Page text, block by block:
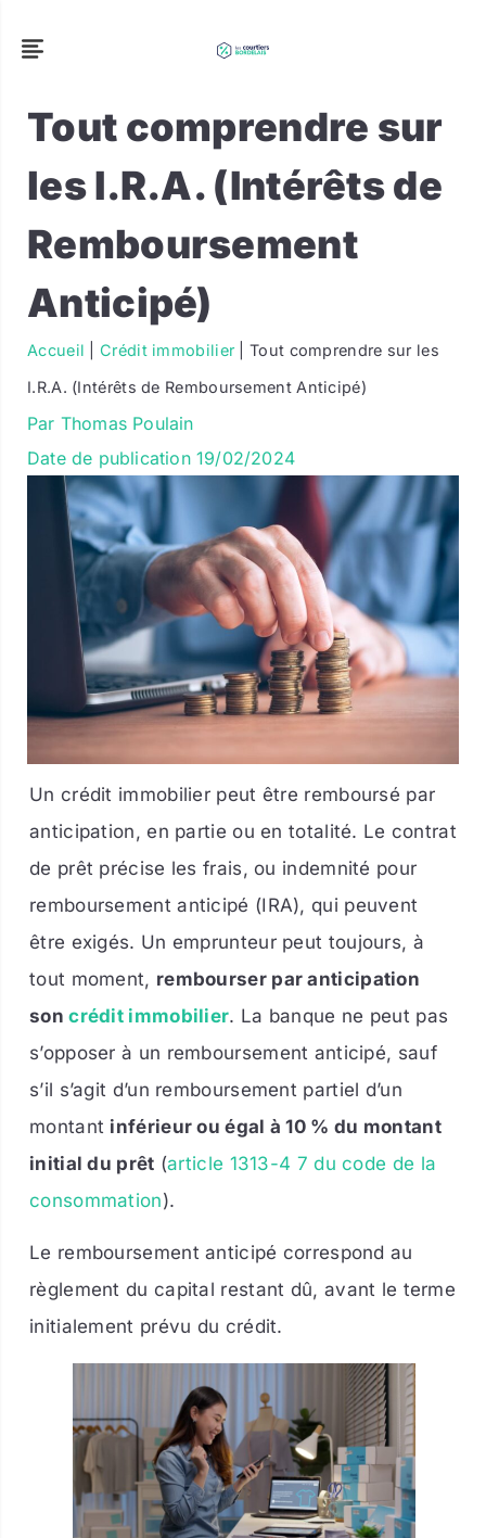
Tout comprendre sur
les I.R.A. (Intérêts de
Remboursement
Anticipé)
Accueil |Crédit immobilier|Tout comprendre sur les
I.R.A. (Intérêts de Remboursement Anticipé)
Par Thomas Poulain
Date de publication 19/02/2024
Un crédit immobilier peut être remboursé par
anticipation, en partie ou en totalité. Le contrat
de prêt précise les frais, ou indemnité pour
remboursement anticipé (IRA), qui peuvent
être exigés. Un emprunteur peut toujours, à
tout moment, rembourser par anticipation
soncrédit immobilier. La banque ne peut pas
s’opposer à un remboursement anticipé, sauf
s’il s’agit d’un remboursement partiel d’un
montant inférieur ou égal à 10 % du montant
initial du prêt (article 1313-4 7 du code de la
consommation).
Le remboursement anticipé correspond au
règlement du capital restant dû, avant le terme
initialement prévu du crédit.